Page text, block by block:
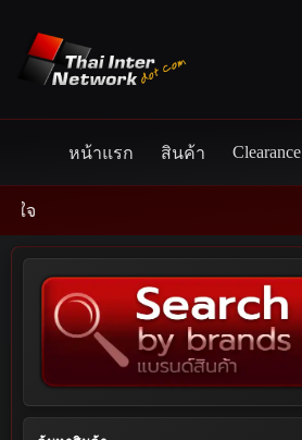
content
หน้าแรก สินค้า Clearance